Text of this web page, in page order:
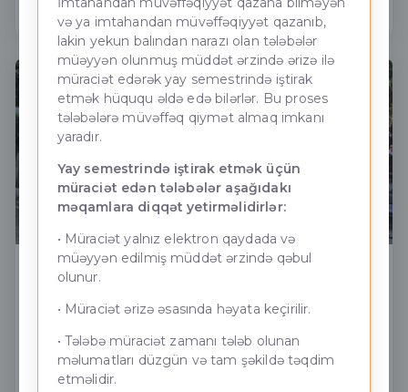
Daha ətraflı
01.07.2026 - Məzun Günü
ADNUS-nun nəzdində Bakı Neft - Energetika
və ya imtahandan müvəffəqiyyət qazanıb,
lakin yekun balından narazı olan tələbələr
müəyyən olunmuş müddət ərzində ərizə ilə
müraciət edərək yay semestrində iştirak
etmək hüququ əldə edə bilərlər. Bu proses
tələbələrə müvəffəq qiymət almaq imkanı
yaradır.
Yay semestrində iştirak etmək üçün
müraciət edən tələbələr aşağıdakı
məqamlara diqqət yetirməlidirlər:
• Müraciət yalnız elektron qaydada və
müəyyən edilmiş müddət ərzində qəbul
olunur.
• Müraciət ərizə əsasında həyata keçirilir.
• Tələbə müraciət zamanı tələb olunan
məlumatları düzgün və tam şəkildə təqdim
etməlidir.